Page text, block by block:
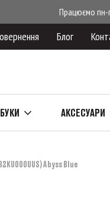
Працюємо пн-
Блог
АКСЕСУАРИ
Abyss Blue